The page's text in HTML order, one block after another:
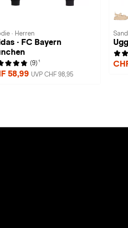
· Herren
· FC Bayern
(9) 1
58,99 UVP CHF 98,95